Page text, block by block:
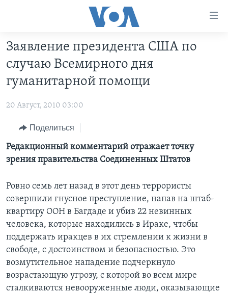
Перейти
на
основной
контент
Перейти
навигации
Перейти
поиск
ПРОГРАММЫ
НОВОСТИ ЗА МИНУТУ
ИТОГИ
ПОЧЕМУ ЭТО ВАЖНО?
ДИСКУССИЯ VOA
ДЕТАЛИ
НЬЮ-ЙОРК NEW YORK
АМЕРИКА. БОЛЬШОЕ ПУТЕШЕСТВИЕ
ПРОЕКТЫ
УЧИМ АНГЛИЙСКИЙ
НАША АМЕРИКАНСКАЯ ИСТОРИЯ
А КАК В АМЕРИКЕ?
АРТЕФАКТЫ
АМЕРИКАНСКИЕ ГОРОДКИ
ТЕСТЫ
ЭКСПЕРТИЗА
ИНТЕРВЬЮ
ФАКТЫ ПРОТИВ ФЕЙКОВ
ЗА СВОБОДУ ПРЕССЫ
УЧИМ АНГЛИЙСКИЙ
ВИДЕО
ПОДПИСКА НА НОВОСТИ
Learning English
СОЦИАЛЬНЫЕ СЕТИ
Заявление президента США по
случаю Всемирного дня
гуманитарной помощи
20 Август, 2010 03:00
Поделиться
Редакционный комментарий отражает точку
зрения правительства Соединенных Штатов
Ровно семь лет назад в этот день террористы
совершили гнусное преступление, напав на штаб-
квартиру ООН в Багдаде и убив 22 невинных
человека, которые находились в Ираке, чтобы
поддержать иракцев в их стремлении к жизни в
свободе, с достоинством и безопасностью. Это
возмутительное нападение подчеркнуло
возрастающую угрозу, с которой во всем мире
сталкиваются невооруженные люди, оказывающие